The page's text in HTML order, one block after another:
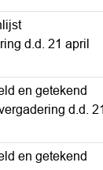
d.d. 21 april
en getekend
d.d. 21
en getekend